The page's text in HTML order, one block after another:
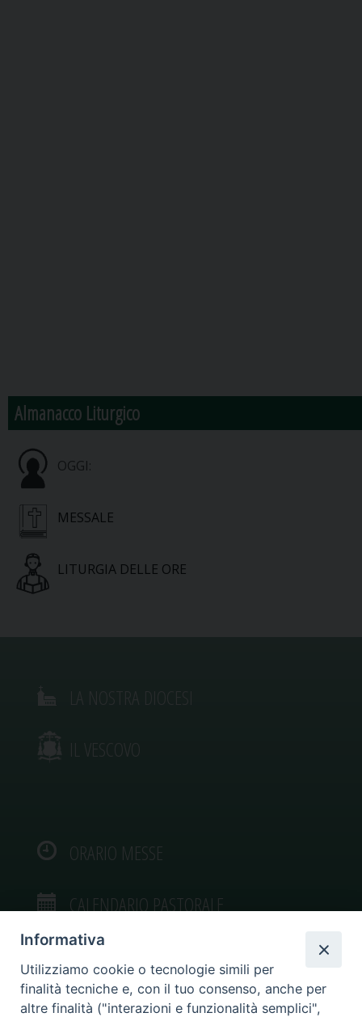
Almanacco Liturgico
OGGI:
MESSALE
LITURGIA DELLE ORE
IL VESCOVO
ORARIO MESSE
CALENDARIO PASTORALE
VIDEOGALLERY
Informativa
Utilizziamo cookie o tecnologie simili per
finalità tecniche e, con il tuo consenso, anche per
altre finalità ("interazioni e funzionalità semplici",